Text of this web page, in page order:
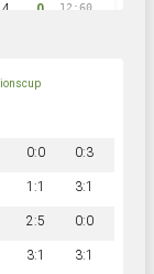
0 12:60
0:0 0:3
1:1 3:1
2:5 0:0
3:1 3:1